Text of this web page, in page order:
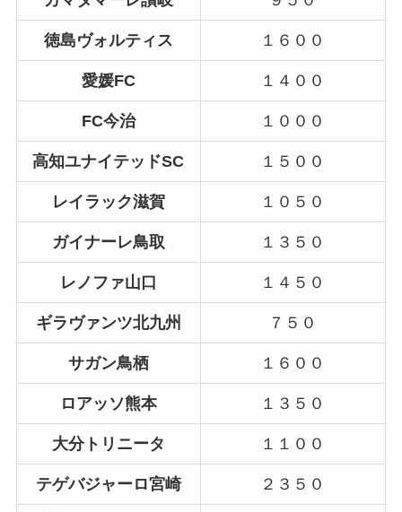
徳島ヴォルティス １６００
愛媛FC １４００
FC今治 １０００
高知ユナイテッドSC １５００
レイラック滋賀 １０５０
ガイナーレ鳥取 １３５０
レノファ山口 １４５０
ギラヴァンツ北九州 ７５０
サガン鳥栖 １６００
ロアッソ熊本 １３５０
大分トリニータ １１００
テゲバジャーロ宮崎 ２３５０